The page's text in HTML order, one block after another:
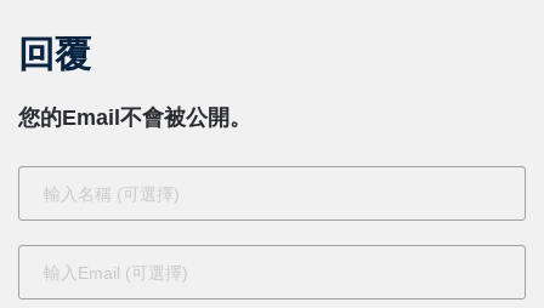
力推館際跨
域合作 共築
永續文化城
市
回覆
您的Email不會被公開。